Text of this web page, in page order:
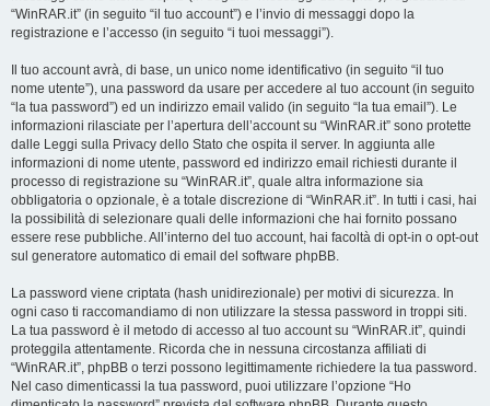
“WinRAR.it” (in seguito “il tuo account”) e l’invio di messaggi dopo la
registrazione e l’accesso (in seguito “i tuoi messaggi”).
Il tuo account avrà, di base, un unico nome identificativo (in seguito “il tuo
nome utente”), una password da usare per accedere al tuo account (in seguito
“la tua password”) ed un indirizzo email valido (in seguito “la tua email”). Le
informazioni rilasciate per l’apertura dell’account su “WinRAR.it” sono protette
dalle Leggi sulla Privacy dello Stato che ospita il server. In aggiunta alle
informazioni di nome utente, password ed indirizzo email richiesti durante il
processo di registrazione su “WinRAR.it”, quale altra informazione sia
obbligatoria o opzionale, è a totale discrezione di “WinRAR.it”. In tutti i casi, hai
la possibilità di selezionare quali delle informazioni che hai fornito possano
essere rese pubbliche. All’interno del tuo account, hai facoltà di opt-in o opt-out
sul generatore automatico di email del software phpBB.
La password viene criptata (hash unidirezionale) per motivi di sicurezza. In
ogni caso ti raccomandiamo di non utilizzare la stessa password in troppi siti.
La tua password è il metodo di accesso al tuo account su “WinRAR.it”, quindi
proteggila attentamente. Ricorda che in nessuna circostanza affiliati di
“WinRAR.it”, phpBB o terzi possono legittimamente richiedere la tua password.
Nel caso dimenticassi la tua password, puoi utilizzare l’opzione “Ho